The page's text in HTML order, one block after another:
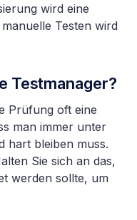
wird eine
Testen wird
Testmanager?
Prüfung oft eine
man immer unter
hart bleiben muss.
Sie sich an das,
werden sollte, um